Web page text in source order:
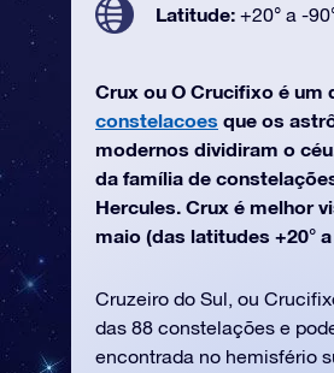
Latitude: +20° a -
Crux ou O Crucifixo é um
constelacoes que os
modernos dividiram o
da família de
Hercules. Crux é melhor
maio (das latitudes +20° a
Cruzeiro do Sul, ou
das 88 constelações e
encontrada no hemisfério